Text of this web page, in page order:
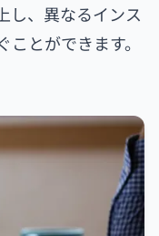
し、異なるインス
とができます。